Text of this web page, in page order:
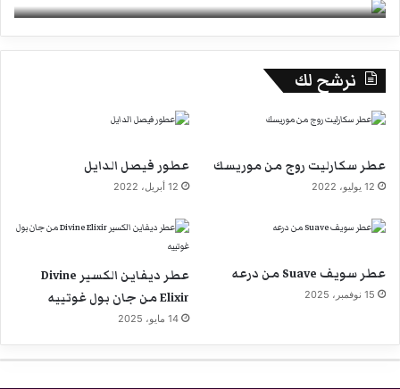
نرشح لك
عطر سكارليت روج من موريسك
12 يوليو، 2022
عطور فيصل الدايل
12 أبريل، 2022
عطر سويف Suave من درعه
15 نوفمبر، 2025
عطر ديفاين الكسير Divine
Elixir من جان بول غوتييه
14 مايو، 2025